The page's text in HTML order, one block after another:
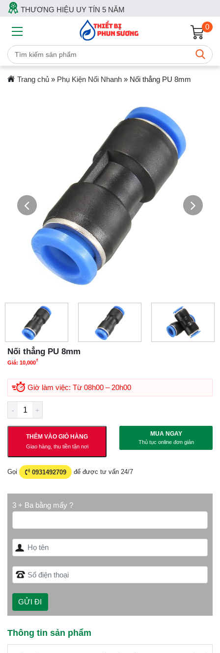
THƯƠNG HIỆU UY TÍN 5 NĂM
0
Trang chủ» Phụ Kiện Nối Nhanh» Nối thẳng PU 8mm
Nối thẳng PU 8mm
Giá: 10,000₫
Giờ làm việc: Từ 08h00 – 20h00
THÊM VÀO GIỎ HÀNG
Giao hàng, thu tiền tận nơi
MUA NGAY
Thủ tục online đơn giản
Gọi 0931492709 để được tư vấn 24/7
3 + Ba bằng mấy ?
Thông tin sản phẩm